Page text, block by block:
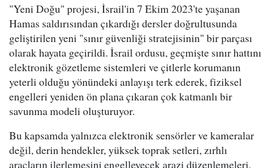
"Yeni Doğu" projesi, İsrail'in 7 Ekim 2023'te yaşanan
Hamas saldırısından çıkardığı dersler doğrultusunda
geliştirilen yeni "sınır güvenliği stratejisinin" bir parçası
olarak hayata geçirildi. İsrail ordusu, geçmişte sınır hattını
elektronik gözetleme sistemleri ve çitlerle korumanın
yeterli olduğu yönündeki anlayışı terk ederek, fiziksel
engelleri yeniden ön plana çıkaran çok katmanlı bir
savunma modeli oluşturuyor.
Bu kapsamda yalnızca elektronik sensörler ve kameralar
değil, derin hendekler, yüksek toprak setleri, zırhlı
araçların ilerlemesini engelleyecek arazi düzenlemeleri,